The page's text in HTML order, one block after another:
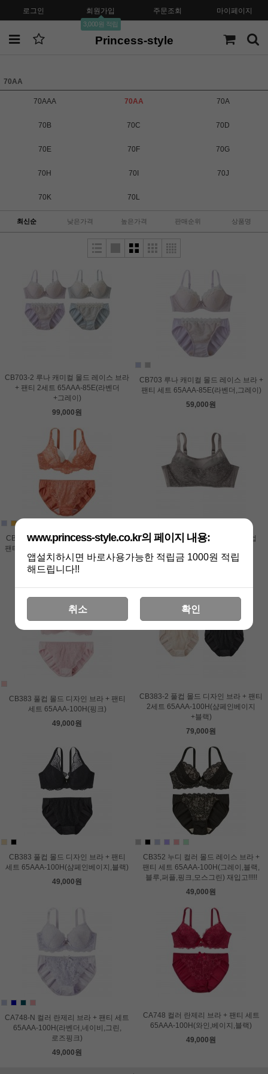
로그인 회원가입
3,000원 적립
주문조회 마이페이지
Princess-style
70AA
70AAA 70AA 70A
70B 70C 70D
70E 70F 70G
70H 70I 70J
70K 70L
최신순 낮은가격 높은가격 판매순위 상품명
CB703-2 루나 캐미컬 몰드 레이스 브라
+ 팬티 2세트 65AAA-85E(라벤더
+그레이)
99,000원
CB703 루나 캐미컬 몰드 레이스 브라 +
팬티 세트 65AAA-85E(라벤더,그레이)
59,000원
CB575 배색디자인 몰드 레이스 브라 +
팬티 세트 65AAA-100H(펄블루,오렌지,
브라운)
59,000원
CB562 NO와이어 볼륨업 리프트업
79,000원
CB383 풀컵 몰드 디자인 브라 + 팬티
세트 65AAA-100H(핑크)
49,000원
CB383-2 풀컵 몰드 디자인 브라 + 팬티
2세트 65AAA-100H(샴페인베이지
+블랙)
79,000원
CB383 풀컵 몰드 디자인 브라 + 팬티
세트 65AAA-100H(샴페인베이지,블랙)
49,000원
CB352 누디 컬러 몰드 레이스 브라 +
팬티 세트 65AAA-100H(그레이,블랙,
블루,퍼플,핑크,모스그린) 재입고!!!!!
49,000원
CA748-N 컬러 란제리 브라 + 팬티 세트
65AAA-100H(라벤더,네이비,그린,
로즈핑크)
49,000원
CA748 컬러 란제리 브라 + 팬티 세트
65AAA-100H(와인,베이지,블랙)
49,000원
www.princess-style.co.kr의 페이지 내용:
앱설치하시면 바로사용가능한 적립금 1000원 적립
해드립니다!!
취소 확인